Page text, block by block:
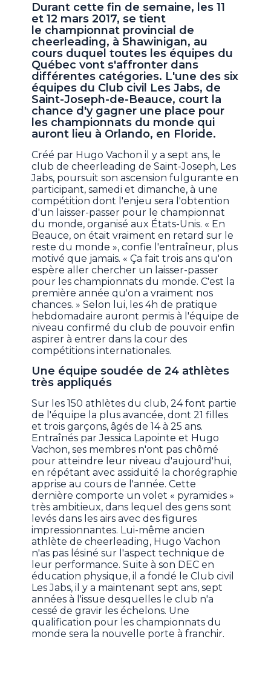
Durant cette fin de semaine, les 11
et 12 mars 2017, se tient
le championnat provincial de
cheerleading, à Shawinigan, au
cours duquel toutes les équipes du
Québec vont s'affronter dans
différentes catégories. L'une des six
équipes du Club civil Les Jabs, de
Saint-Joseph-de-Beauce, court la
chance d'y gagner une place pour
les championnats du monde qui
auront lieu à Orlando, en Floride.
Créé par Hugo Vachon il y a sept ans, le
club de cheerleading de Saint-Joseph, Les
Jabs, poursuit son ascension fulgurante en
participant, samedi et dimanche, à une
compétition dont l'enjeu sera l'obtention
d'un laisser-passer pour le championnat
du monde, organisé aux États-Unis. « En
Beauce, on était vraiment en retard sur le
reste du monde », confie l'entraîneur, plus
motivé que jamais. « Ça fait trois ans qu'on
espère aller chercher un laisser-passer
pour les championnats du monde. C'est la
première année qu'on a vraiment nos
chances. » Selon lui, les 4h de pratique
hebdomadaire auront permis à l'équipe de
niveau confirmé du club de pouvoir enfin
aspirer à entrer dans la cour des
compétitions internationales.
Une équipe soudée de 24 athlètes
très appliqués
Sur les 150 athlètes du club, 24 font partie
de l'équipe la plus avancée, dont 21 filles
et trois garçons, âgés de 14 à 25 ans.
Entraînés par Jessica Lapointe et Hugo
Vachon, ses membres n'ont pas chômé
pour atteindre leur niveau d'aujourd'hui,
en répétant avec assiduité la chorégraphie
apprise au cours de l'année. Cette
dernière comporte un volet « pyramides »
très ambitieux, dans lequel des gens sont
levés dans les airs avec des figures
impressionnantes. Lui-même ancien
athlète de cheerleading, Hugo Vachon
n'as pas lésiné sur l'aspect technique de
leur performance. Suite à son DEC en
éducation physique, il a fondé le Club civil
Les Jabs, il y a maintenant sept ans, sept
années à l'issue desquelles le club n'a
cessé de gravir les échelons. Une
qualification pour les championnats du
monde sera la nouvelle porte à franchir.